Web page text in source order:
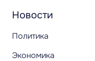
Новости
Политика
Экономика